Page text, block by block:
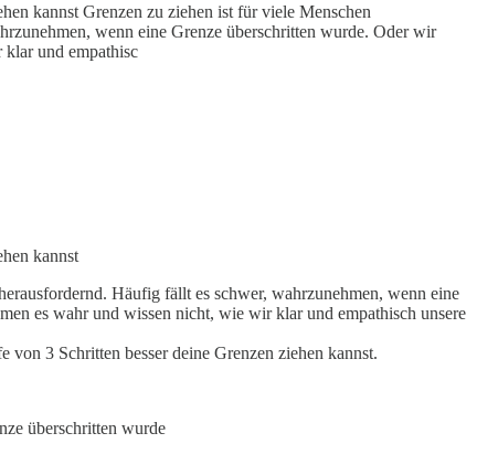
kannst Grenzen zu ziehen ist für viele Menschen
wenn eine Grenze überschritten wurde. Oder wir
und empathisc
kannst
Häufig fällt es schwer, wahrzunehmen, wenn eine
es wahr und wissen nicht, wie wir klar und empathisch unsere
3 Schritten besser deine Grenzen ziehen kannst.
überschritten wurde